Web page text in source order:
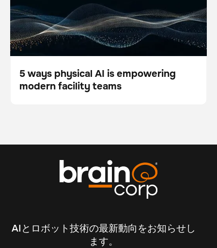
teams
Blog
5 ways physical AI is empowering
modern facility teams
AIとロボット技術の最新動向をお知らせし
ます。